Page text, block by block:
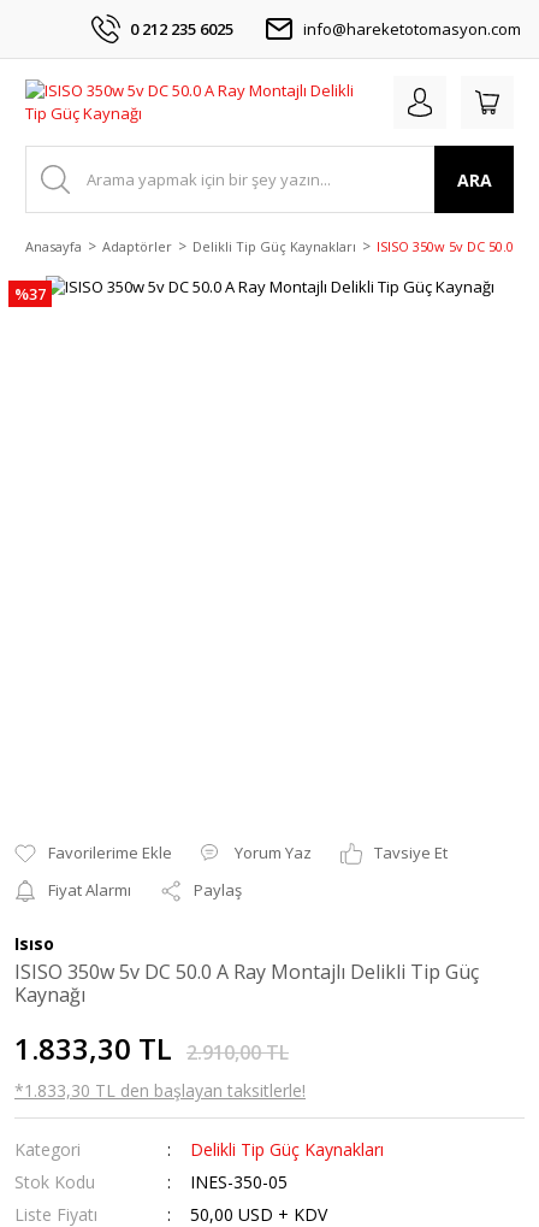
0 212 235 6025 info@hareketotomasyon.com
ARA
Anasayfa Adaptörler Delikli Tip Güç Kaynakları ISISO 350w 5v DC 50.0 A
%37
Yorum Yaz
Tavsiye Et
Fiyat Alarmı
Paylaş
Isıso
ISISO 350w 5v DC 50.0 A Ray Montajlı Delikli Tip Güç
Kaynağı
1.833,30 TL 2.910,00 TL
*1.833,30 TL den başlayan taksitlerle!
Kategori
Delikli Tip Güç Kaynakları
Stok Kodu
INES-350-05
Liste Fiyatı
50,00 USD + KDV